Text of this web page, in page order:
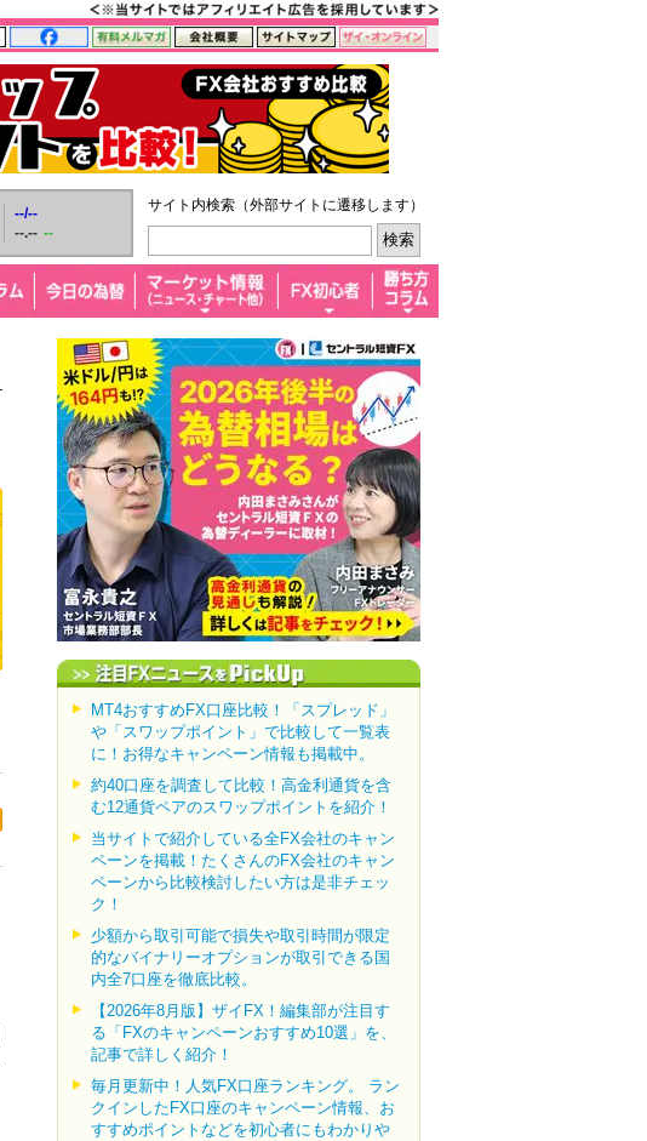
--/--
--.-- --
サイト内検索（外部サイトに遷移します）
MT4おすすめFX口座比較！「スプレッド」
や「スワップポイント」で比較して一覧表
に！お得なキャンペーン情報も掲載中。
約40口座を調査して比較！高金利通貨を含
む12通貨ペアのスワップポイントを紹介！
当サイトで紹介している全FX会社のキャン
ペーンを掲載！たくさんのFX会社のキャン
ペーンから比較検討したい方は是非チェッ
ク！
少額から取引可能で損失や取引時間が限定
的なバイナリーオプションが取引できる国
内全7口座を徹底比較。
【2026年8月版】ザイFX！編集部が注目す
る「FXのキャンペーンおすすめ10選」を、
記事で詳しく紹介！
毎月更新中！人気FX口座ランキング。 ラン
クインしたFX口座のキャンペーン情報、お
すすめポイントなどを初心者にもわかりや